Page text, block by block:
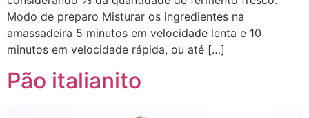
Modo de preparo Misturar os ingredientes na
amassadeira 5 minutos em velocidade lenta e 10
minutos em velocidade rápida, ou até […]
Pão italianito